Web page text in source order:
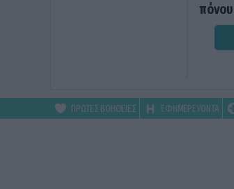
ΠΡΩΤΕΣ ΒΟΗΘΕΙΕΣ ΕΦΗΜΕΡΕΥΟΝΤΑ